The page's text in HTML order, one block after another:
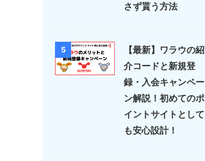
さず貰う方法
5
【最新】ワラウの紹
介コードと新規登
録・入会キャンペー
ン解説！初めてのポ
イントサイトとして
も安心設計！